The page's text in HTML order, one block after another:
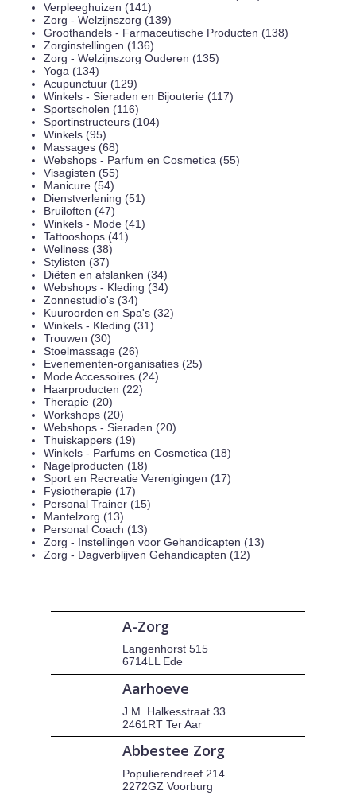
Verpleeghuizen (141)
Zorg - Welzijnszorg (139)
Groothandels - Farmaceutische Producten (138)
Zorginstellingen (136)
Zorg - Welzijnszorg Ouderen (135)
Yoga (134)
Acupunctuur (129)
Winkels - Sieraden en Bijouterie (117)
Sportscholen (116)
Sportinstructeurs (104)
Winkels (95)
Massages (68)
Webshops - Parfum en Cosmetica (55)
Visagisten (55)
Manicure (54)
Dienstverlening (51)
Bruiloften (47)
Winkels - Mode (41)
Tattooshops (41)
Wellness (38)
Stylisten (37)
Diëten en afslanken (34)
Webshops - Kleding (34)
Zonnestudio's (34)
Kuuroorden en Spa's (32)
Winkels - Kleding (31)
Trouwen (30)
Stoelmassage (26)
Evenementen-organisaties (25)
Mode Accessoires (24)
Haarproducten (22)
Therapie (20)
Workshops (20)
Webshops - Sieraden (20)
Thuiskappers (19)
Winkels - Parfums en Cosmetica (18)
Nagelproducten (18)
Sport en Recreatie Verenigingen (17)
Fysiotherapie (17)
Personal Trainer (15)
Mantelzorg (13)
Personal Coach (13)
Zorg - Instellingen voor Gehandicapten (13)
Zorg - Dagverblijven Gehandicapten (12)
A-Zorg
Langenhorst 515
6714LL Ede
Aarhoeve
J.M. Halkesstraat 33
2461RT Ter Aar
Abbestee Zorg
Populierendreef 214
2272GZ Voorburg